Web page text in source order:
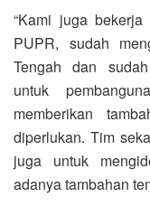
“Kami juga
PUPR, sudah
Tengah dan
untuk
memberikan
diperlukan. Tim
juga untuk
adanya tambahan